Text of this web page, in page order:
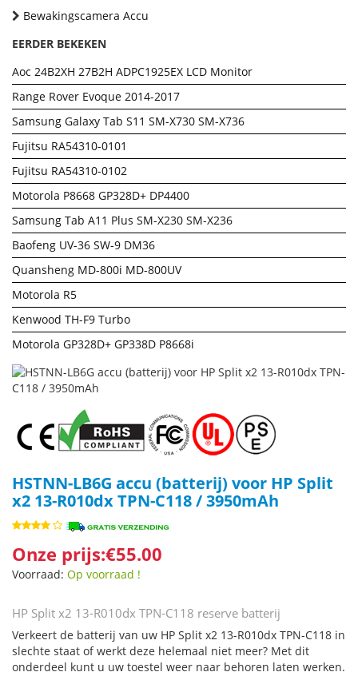
Bewakingscamera Accu
EERDER BEKEKEN
Aoc 24B2XH 27B2H ADPC1925EX LCD Monitor
Range Rover Evoque 2014-2017
Samsung Galaxy Tab S11 SM-X730 SM-X736
Fujitsu RA54310-0101
Fujitsu RA54310-0102
Motorola P8668 GP328D+ DP4400
Samsung Tab A11 Plus SM-X230 SM-X236
Baofeng UV-36 SW-9 DM36
Quansheng MD-800i MD-800UV
Motorola R5
Kenwood TH-F9 Turbo
Motorola GP328D+ GP338D P8668i
HSTNN-LB6G accu (batterij) voor HP Split
x2 13-R010dx TPN-C118 / 3950mAh
Onze prijs:€55.00
Voorraad: Op voorraad !
HP Split x2 13-R010dx TPN-C118 reserve batterij
Verkeert de batterij van uw HP Split x2 13-R010dx TPN-C118 in
slechte staat of werkt deze helemaal niet meer? Met dit
onderdeel kunt u uw toestel weer naar behoren laten werken.